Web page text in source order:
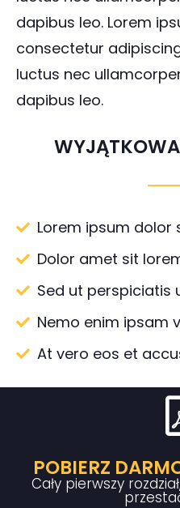
dapibus leo. Lorem
consectetur
luctus nec
dapibus leo.
Lorem ipsum dolor
Dolor amet sit
Sed ut perspiciatis
Nemo enim ipsam
At vero eos et
POBIERZ
Cały pierwszy